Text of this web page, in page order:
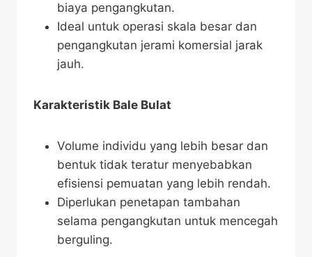
biaya pengangkutan.
Ideal untuk operasi skala besar dan
pengangkutan jerami komersial jarak
jauh.
Karakteristik Bale Bulat
Volume individu yang lebih besar dan
bentuk tidak teratur menyebabkan
efisiensi pemuatan yang lebih rendah.
Diperlukan penetapan tambahan
selama pengangkutan untuk mencegah
berguling.